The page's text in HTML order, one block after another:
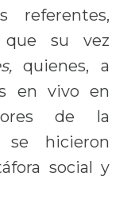
referentes,
su vez
quienes, a
en vivo en
de la
se hicieron
social y